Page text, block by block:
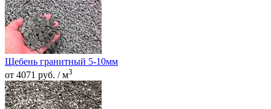
Щебень гранитный 5-10мм
от 4071 руб. / м3